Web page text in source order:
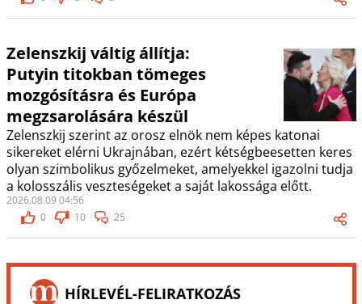
Zelenszkij váltig állítja:
Putyin titokban tömeges
mozgósításra és Európa
megzsarolására készül
Zelenszkij szerint az orosz elnök nem képes katonai
sikereket elérni Ukrajnában, ezért kétségbeesetten keres
olyan szimbolikus győzelmeket, amelyekkel igazolni tudja
a kolosszális veszteségeket a saját lakossága előtt.
2026.08.09 04:56
0
10 25
HÍRLEVÉL-FELIRATKOZÁS